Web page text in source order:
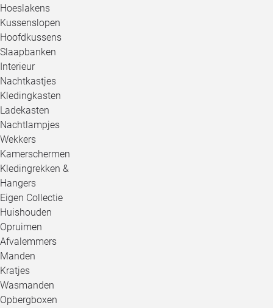
Hoeslakens
Kussenslopen
Hoofdkussens
Slaapbanken
Interieur
Nachtkastjes
Kledingkasten
Ladekasten
Nachtlampjes
Wekkers
Kamerschermen
Kledingrekken &
Hangers
Eigen Collectie
Huishouden
Opruimen
Afvalemmers
Manden
Kratjes
Wasmanden
Opbergboxen